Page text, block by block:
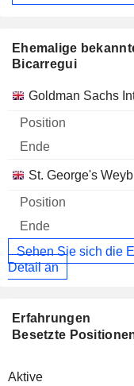
Ehemalige
Bicarregui
Unternehmen
Goldman Sachs
St. George's
Sehen Sie sich die
Detail an
Erfahrungen
Besetzte
Aktive